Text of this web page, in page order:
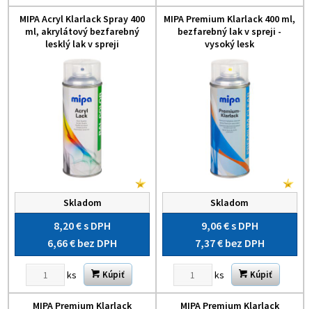
MIPA Acryl Klarlack Spray 400
ml, akrylátový bezfarebný
lesklý lak v spreji
Skladom
8,20 €s DPH
6,66 € bez DPH
ks Kúpiť
MIPA Premium Klarlack 400 ml,
bezfarebný lak v spreji -
vysoký lesk
Skladom
9,06 €s DPH
7,37 € bez DPH
ks Kúpiť
MIPA Premium Klarlack MIPA Premium Klarlack